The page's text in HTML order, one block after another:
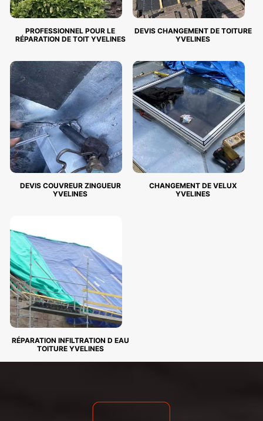
PROFESSIONNEL POUR LE
RÉPARATION DE TOIT YVELINES
DEVIS CHANGEMENT DE TOITURE
YVELINES
DEVIS COUVREUR ZINGUEUR
YVELINES
CHANGEMENT DE VELUX
YVELINES
RÉPARATION INFILTRATION D EAU
TOITURE YVELINES